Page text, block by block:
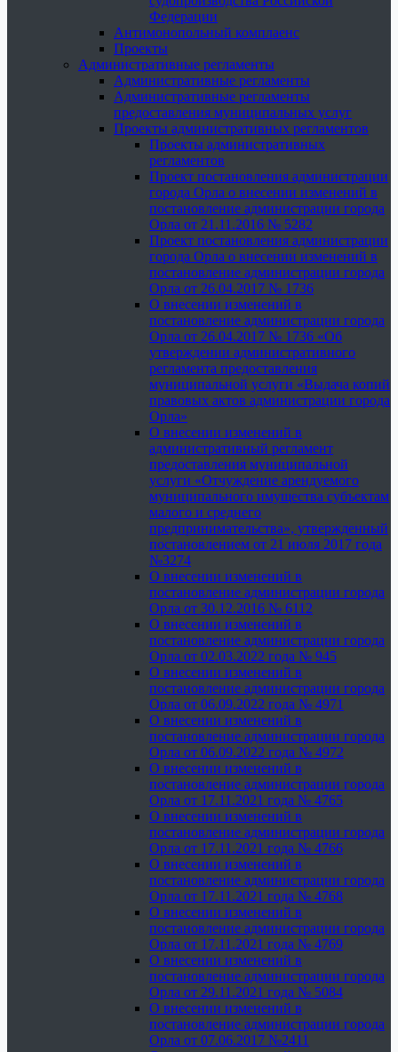
Федерации
Антимонопольный комплаенс
Проекты
Административные регламенты
Административные регламенты
Административные регламенты
предоставления муниципальных услуг
Проекты административных регламентов
Проекты административных
регламентов
Проект постановления администрации
города Орла о внесении изменений в
постановление администрации города
Орла от 21.11.2016 № 5282
Проект постановления администрации
города Орла о внесении изменений в
постановление администрации города
Орла от 26.04.2017 № 1736
О внесении изменений в
постановление администрации города
Орла от 26.04.2017 № 1736 «Об
утверждении административного
регламента предоставления
муниципальной услуги «Выдача копий
правовых актов администрации города
Орла»
О внесении изменений в
административный регламент
предоставления муниципальной
услуги «Отчуждение арендуемого
муниципального имущества субъектам
малого и среднего
предпринимательства», утвержденный
постановлением от 21 июля 2017 года
№3274
О внесении изменений в
постановление администрации города
Орла от 30.12.2016 № 6112
О внесении изменений в
постановление администрации города
Орла от 02.03.2022 года № 945
О внесении изменений в
постановление администрации города
Орла от 06.09.2022 года № 4971
О внесении изменений в
постановление администрации города
Орла от 06.09.2022 года № 4972
О внесении изменений в
постановление администрации города
Орла от 17.11.2021 года № 4765
О внесении изменений в
постановление администрации города
Орла от 17.11.2021 года № 4766
О внесении изменений в
постановление администрации города
Орла от 17.11.2021 года № 4768
О внесении изменений в
постановление администрации города
Орла от 17.11.2021 года № 4769
О внесении изменений в
постановление администрации города
Орла от 29.11.2021 года № 5084
О внесении изменений в
постановление администрации города
Орла от 07.06.2017 №2411